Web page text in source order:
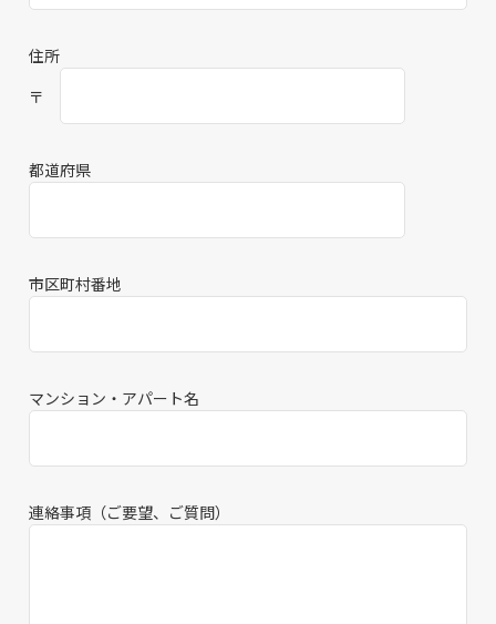
住所
〒
都道府県
市区町村番地
マンション・アパート名
連絡事項（ご要望、ご質問）